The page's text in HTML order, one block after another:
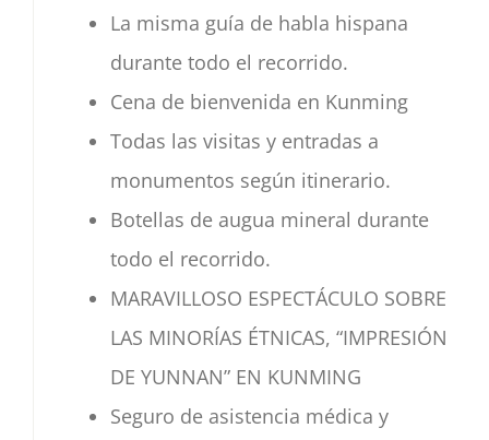
La misma guía de habla hispana
durante todo el recorrido.
Cena de bienvenida en Kunming
Todas las visitas y entradas a
monumentos según itinerario.
Botellas de augua mineral durante
todo el recorrido.
MARAVILLOSO ESPECTÁCULO SOBRE
LAS MINORÍAS ÉTNICAS, “IMPRESIÓN
DE YUNNAN” EN KUNMING
Seguro de asistencia médica y